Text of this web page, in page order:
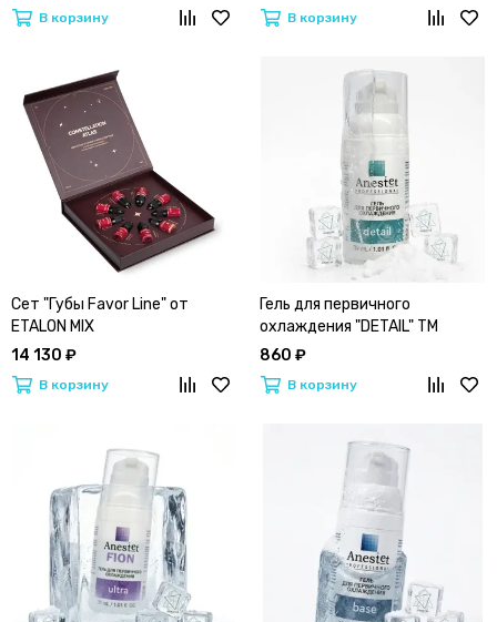
В корзину В корзину
Сет "Губы Favor Line" от
ETALON MIX
14 130 ₽
В корзину
Гель для первичного
охлаждения "DETAIL" ТМ
Anestet | Анестет "первичка"
860 ₽
В корзину